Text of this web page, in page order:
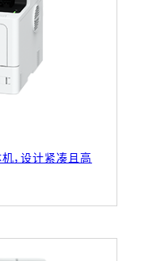
，设计紧凑且高